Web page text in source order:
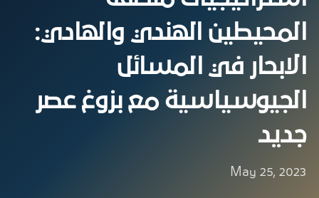
المحيطين الهندي والهادي:
الابحار في المسائل
الجيوسياسية مع بزوغ عصر
جديد
May 25, 2023